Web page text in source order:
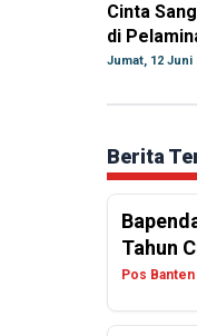
Cinta
di
Jumat, 12 Juni
Berita
Tahun
Pos Banten